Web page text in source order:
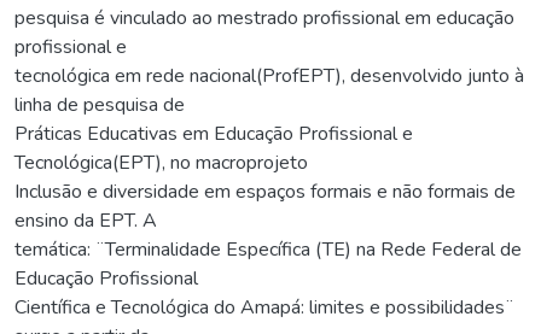
pesquisa é vinculado ao mestrado profissional em educação
profissional e
tecnológica em rede nacional(ProfEPT), desenvolvido junto à
linha de pesquisa de
Práticas Educativas em Educação Profissional e
Tecnológica(EPT), no macroprojeto
Inclusão e diversidade em espaços formais e não formais de
ensino da EPT. A
temática: ¨Terminalidade Específica (TE) na Rede Federal de
Educação Profissional
Científica e Tecnológica do Amapá: limites e possibilidades¨